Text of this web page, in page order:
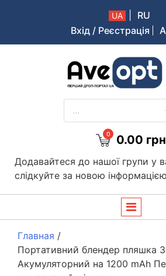
UA
RU
Вхід / Реєстрація
Aveopt – оптова дропшипінг
PRODUCTS
SEARCH
0 0.00 грн
Додавайтеся до нашої групи у
слідкуйте за новою
Главная /
Портативний блендер пляшка
Акумуляторний на 1200 mAh